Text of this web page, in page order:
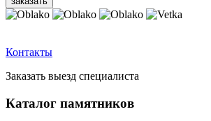
Контакты
Заказать выезд специалиста
Каталог памятников